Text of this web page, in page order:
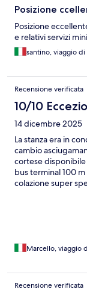
Posizione
Posizione
e relativi servizi
santino, viaggio
Recensione verificata
10/10
14 dicembre 2025
La stanza era in
cambio
cortese
bus terminal 100
colazione super
Marcello, viaggio
Recensione verificata